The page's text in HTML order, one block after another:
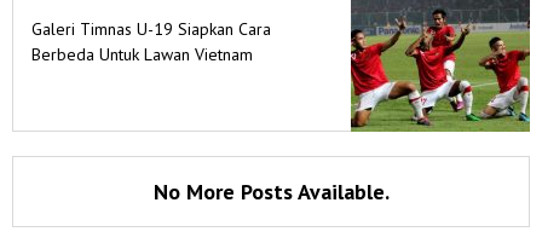
Galeri Timnas U-19 Siapkan Cara
Berbeda Untuk Lawan Vietnam
No More Posts Available.